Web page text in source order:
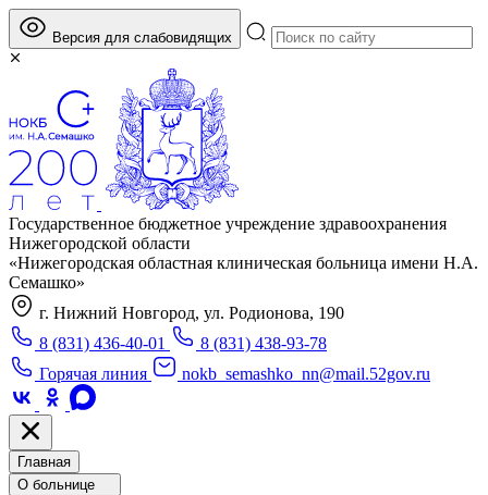
Версия для слабовидящих
Государственное бюджетное учреждение здравоохранения
Нижегородской области
«Нижегородская областная клиническая больница имени Н.А.
Семашко»
г. Нижний Новгород, ул. Родионова, 190
8 (831) 436-40-01
8 (831) 438-93-78
Горячая линия
nokb_semashko_nn@mail.52gov.ru
Главная
О больнице